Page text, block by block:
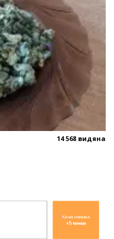
14 568 видяна